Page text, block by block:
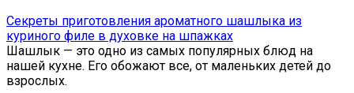
Секреты приготовления ароматного шашлыка из
куриного филе в духовке на шпажках
Шашлык — это одно из самых популярных блюд на
нашей кухне. Его обожают все, от маленьких детей до
взрослых.